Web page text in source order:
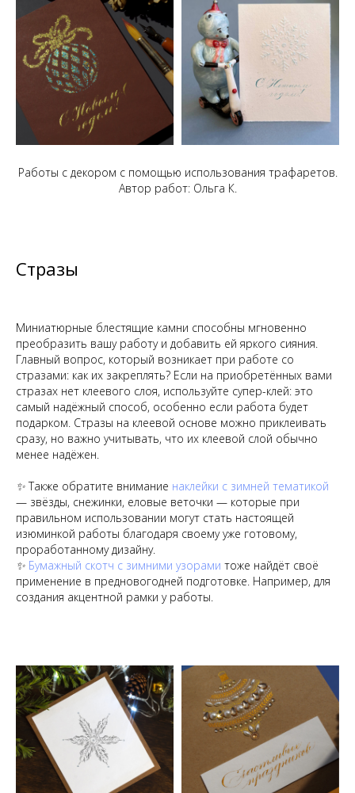
Работы с декором с помощью использования трафаретов.
Автор работ: Ольга К.
Стразы
Миниатюрные блестящие камни способны мгновенно
преобразить вашу работу и добавить ей яркого сияния.
Главный вопрос, который возникает при работе со
стразами: как их закреплять? Если на приобретённых вами
стразах нет клеевого слоя, используйте супер-клей: это
самый надёжный способ, особенно если работа будет
подарком. Стразы на клеевой основе можно приклеивать
сразу, но важно учитывать, что их клеевой слой обычно
менее надёжен.
✨ Также обратите внимание наклейки с зимней тематикой
— звёзды, снежинки, еловые веточки — которые при
правильном использовании могут стать настоящей
изюминкой работы благодаря своему уже готовому,
проработанному дизайну.
✨ Бумажный скотч с зимними узорами тоже найдёт своё
применение в предновогодней подготовке. Например, для
создания акцентной рамки у работы.